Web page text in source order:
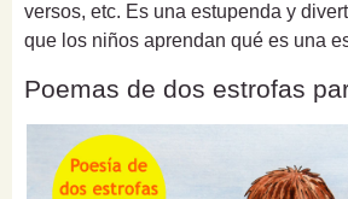
versos, etc. Es una estupenda y
que los niños aprendan qué es una
Poemas de dos estrofas